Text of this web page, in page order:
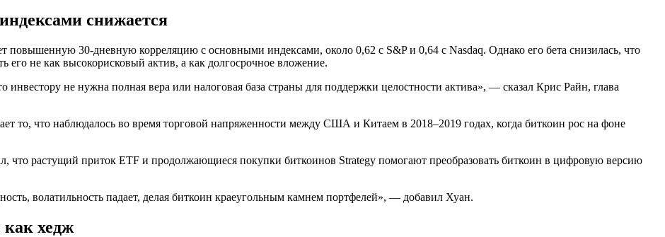
снижается
повышенную 30-дневную корреляцию с основными индексами, около 0,62 с S&P и 0,64 с Nasdaq. Однако его бета снизилась, что
его не как высокорисковый актив, а как долгосрочное вложение.
инвестору не нужна полная вера или налоговая база страны для поддержки целостности актива», — сказал Крис Райн, глава
то, что наблюдалось во время торговой напряженности между США и Китаем в 2018–2019 годах, когда биткоин рос на фоне
что растущий приток ETF и продолжающиеся покупки биткоинов Strategy помогают преобразовать биткоин в цифровую версию
волатильность падает, делая биткоин краеугольным камнем портфелей», — добавил Хуан.
хедж